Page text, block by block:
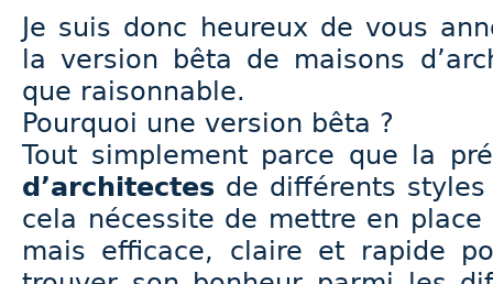
Je suis donc heureux de vous
la version bêta de maisons
que raisonnable.
Pourquoi une version bêta ?
Tout simplement parce que la
d’architectes de différents
cela nécessite de mettre en
mais efficace, claire et rapide